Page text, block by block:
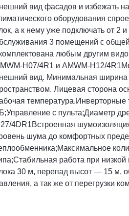
вид фасадов и избежать
оборудования
а к нему уже подключать от 2
3 помещений с
любым другим
H07/4R1 и AMWM-H12/
вид. Минимальная ширина
Лицевая сторона
с пульта;Диаметр
4DR1Встроенная
шума до комфортных
работа при
30 м, перепад высот — 15 м,
а так же от перегрузки